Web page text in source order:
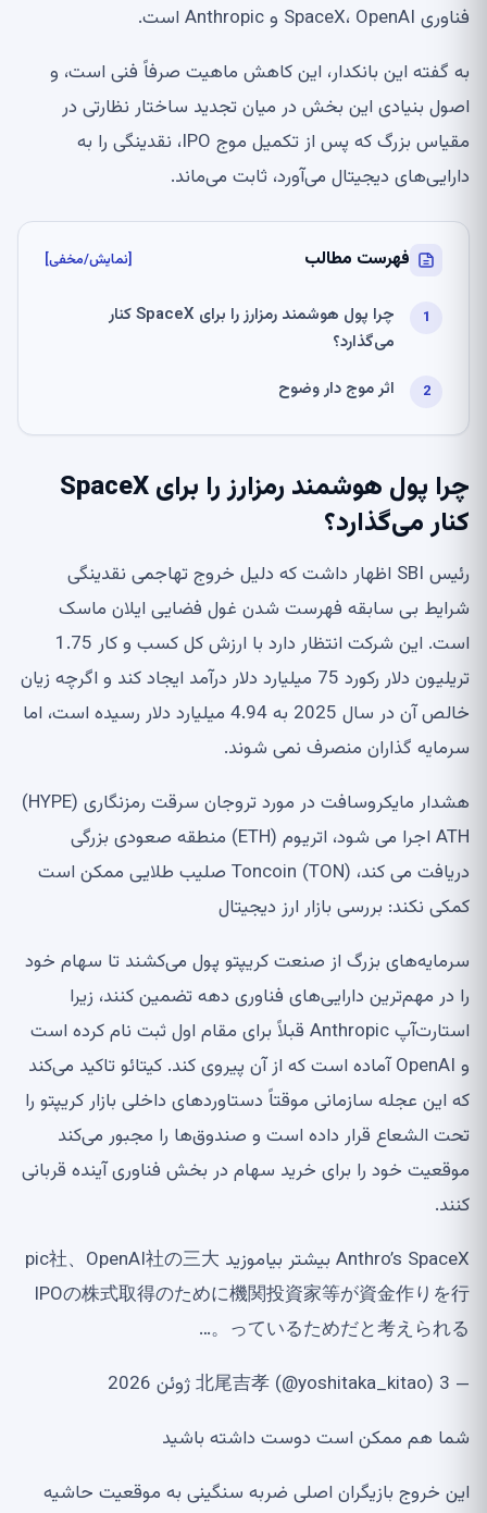
فناوری SpaceX، OpenAI و Anthropic است.
به گفته این بانکدار، این کاهش ماهیت صرفاً فنی است، و
اصول بنیادی این بخش در میان تجدید ساختار نظارتی در
مقیاس بزرگ که پس از تکمیل موج IPO، نقدینگی را به
دارایی‌های دیجیتال می‌آورد، ثابت می‌ماند.
فهرست مطالب [نمایش/مخفی]
چرا پول هوشمند رمزارز را برای SpaceX کنار
می‌گذارد؟
اثر موج دار وضوح
چرا پول هوشمند رمزارز را برای SpaceX
کنار می‌گذارد؟
رئیس SBI اظهار داشت که دلیل خروج تهاجمی نقدینگی
شرایط بی سابقه فهرست شدن غول فضایی ایلان ماسک
است. این شرکت انتظار دارد با ارزش کل کسب و کار 1.75
تریلیون دلار رکورد 75 میلیارد دلار درآمد ایجاد کند و اگرچه زیان
خالص آن در سال 2025 به 4.94 میلیارد دلار رسیده است، اما
سرمایه گذاران منصرف نمی شوند.
هشدار مایکروسافت در مورد تروجان سرقت رمزنگاری (HYPE)
ATH اجرا می شود، اتریوم (ETH) منطقه صعودی بزرگی
دریافت می کند، Toncoin (TON) صلیب طلایی ممکن است
کمکی نکند: بررسی بازار ارز دیجیتال
سرمایه‌های بزرگ از صنعت کریپتو پول می‌کشند تا سهام خود
را در مهم‌ترین دارایی‌های فناوری دهه تضمین کنند، زیرا
استارت‌آپ Anthropic قبلاً برای مقام اول ثبت نام کرده است
و OpenAI آماده است که از آن پیروی کند. کیتائو تاکید می‌کند
که این عجله سازمانی موقتاً دستاوردهای داخلی بازار کریپتو را
تحت الشعاع قرار داده است و صندوق‌ها را مجبور می‌کند
موقعیت خود را برای خرید سهام در بخش فناوری آینده قربانی
کنند.
Anthro’s SpaceX بیشتر بیاموزید pic社、OpenAI社の三大
IPOの株式取得のために機関投資家等が資金作りを行
っているためだと考えられる。…
— 北尾吉孝 (@yoshitaka_kitao) 3 ژوئن 2026
شما هم ممکن است دوست داشته باشید
این خروج بازیگران اصلی ضربه سنگینی به موقعیت حاشیه